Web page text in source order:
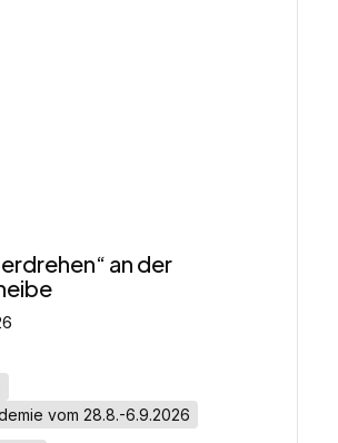
an der
vom 28.8.-6.9.2026